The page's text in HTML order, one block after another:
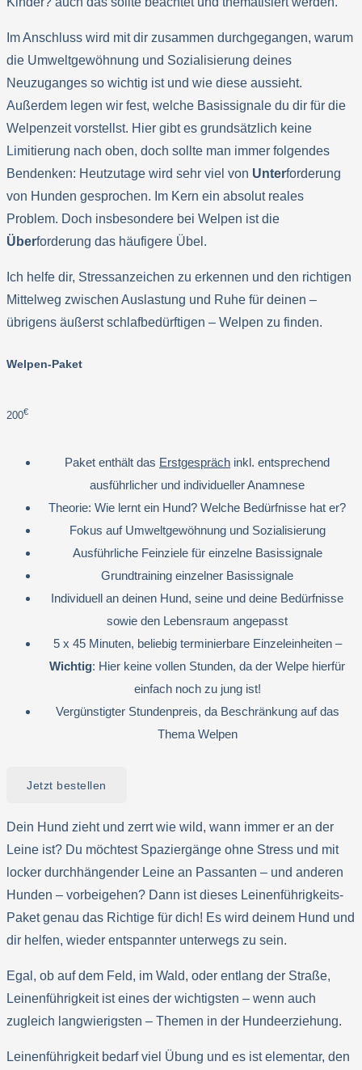
Im Anschluss wird mit dir zusammen durchgegangen, warum
die Umweltgewöhnung und Sozialisierung deines
Neuzuganges so wichtig ist und wie diese aussieht.
Außerdem legen wir fest, welche Basissignale du dir für die
Welpenzeit vorstellst. Hier gibt es grundsätzlich keine
Limitierung nach oben, doch sollte man immer folgendes
Bendenken: Heutzutage wird sehr viel von Unterforderung
von Hunden gesprochen. Im Kern ein absolut reales
Problem. Doch insbesondere bei Welpen ist die
Überforderung das häufigere Übel.
Ich helfe dir, Stressanzeichen zu erkennen und den richtigen
Mittelweg zwischen Auslastung und Ruhe für deinen –
übrigens äußerst schlafbedürftigen – Welpen zu finden.
Welpen-Paket
200€
Paket enthält das Erstgespräch inkl. entsprechend
ausführlicher und individueller Anamnese
Theorie: Wie lernt ein Hund? Welche Bedürfnisse hat er?
Fokus auf Umweltgewöhnung und Sozialisierung
Ausführliche Feinziele für einzelne Basissignale
Grundtraining einzelner Basissignale
Individuell an deinen Hund, seine und deine Bedürfnisse
sowie den Lebensraum angepasst
5 x 45 Minuten, beliebig terminierbare Einzeleinheiten –
Wichtig: Hier keine vollen Stunden, da der Welpe hierfür
einfach noch zu jung ist!
Vergünstigter Stundenpreis, da Beschränkung auf das
Thema Welpen
Jetzt bestellen
Dein Hund zieht und zerrt wie wild, wann immer er an der
Leine ist? Du möchtest Spaziergänge ohne Stress und mit
locker durchhängender Leine an Passanten – und anderen
Hunden – vorbeigehen? Dann ist dieses Leinenführigkeits-
Paket genau das Richtige für dich! Es wird deinem Hund und
dir helfen, wieder entspannter unterwegs zu sein.
Egal, ob auf dem Feld, im Wald, oder entlang der Straße,
Leinenführigkeit ist eines der wichtigsten – wenn auch
zugleich langwierigsten – Themen in der Hundeerziehung.
Leinenführigkeit bedarf viel Übung und es ist elementar, den